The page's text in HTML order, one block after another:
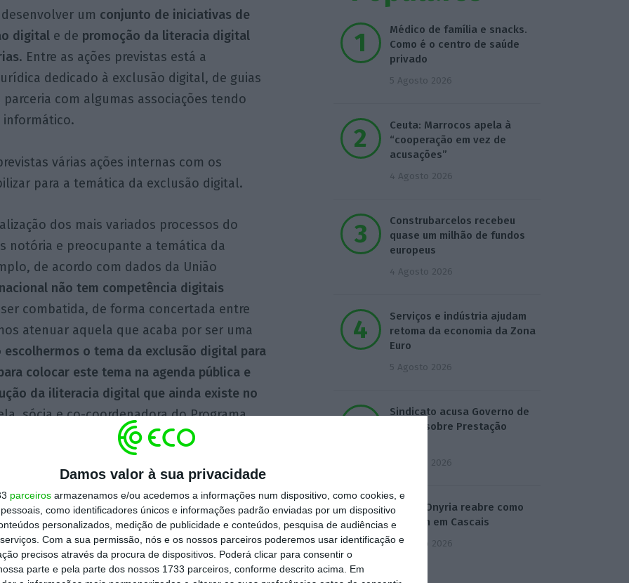
Damos valor à sua privacidade
parceiros armazenamos e/ou acedemos a informações num dispositivo, como cookies, e
como identificadores únicos e informações padrão enviadas por um dispositivo
personalizados, medição de publicidade e conteúdos, pesquisa de audiências e
Com a sua permissão, nós e os nossos parceiros poderemos usar identificação e
precisos através da procura de dispositivos. Poderá clicar para consentir o
parte e pela parte dos nossos 1733 parceiros, conforme descrito acima. Em
desenvolver um conjunto de iniciativas de
digitale de promoção da literacia digital
. Entre as ações previstas está a
dedicado à exclusão digital, de guias
com algumas associações tendo
informático.
várias ações internas com os
para a temática da exclusão digital.
dos mais variados processos do
notória e preocupante a temática da
de acordo com dados da União
não tem competência digitais
combatida, de forma concertada entre
atenuar aquela que acaba por ser uma
escolhermos o tema da exclusão digital para
colocar este tema na agenda pública e
da iliteracia digital que ainda existe no
sócia e co-coordenadora do Programa
Advogados foi dedicado à Saúde
conjunto de iniciativas internas e
primeiro guia de literacia jurídica “A
acompanhado”; a realização do primeiro
e sensibilizar para o estado da saúde
Médico de família e snacks.
Como é o centro de saúde
privado
5 Agosto 2026
Ceuta: Marrocos apela à
“cooperação em vez de
acusações”
4 Agosto 2026
Construbarcelos recebeu
quase um milhão de fundos
europeus
4 Agosto 2026
Serviços e indústria ajudam
retoma da economia da Zona
Euro
5 Agosto 2026
Sindicato acusa Governo de
mentir sobre Prestação
5 Agosto 2026
Antigo Onyria reabre como
Kimpton em Cascais
6 Agosto 2026